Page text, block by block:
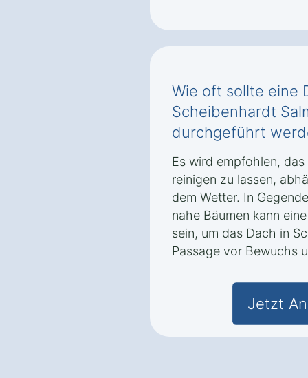
Wie oft sollte eine
Scheibenhardt
durchgeführt
Es wird empfohlen,
reinigen zu lassen,
dem Wetter. In
nahe Bäumen kann
sein, um das Dach in
Passage vor Bewuchs
Jetzt